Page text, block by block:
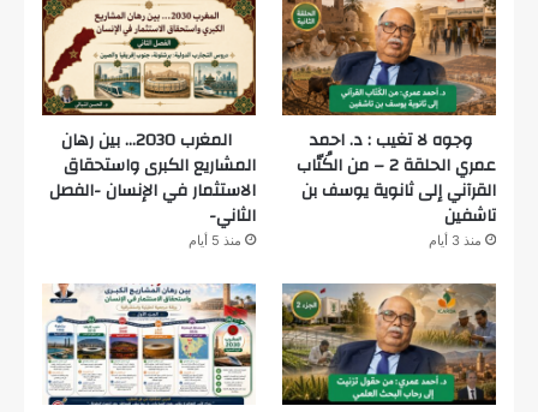
وجوه لا تغيب : د. احمد
عمري الحلقة 2 – من الكُتّاب
القرآني إلى ثانوية يوسف بن
تاشفين
منذ 3 أيام
المغرب 2030… بين رهان
المشاريع الكبرى واستحقاق
الاستثمار في الإنسان -الفصل
الثاني-
منذ 5 أيام